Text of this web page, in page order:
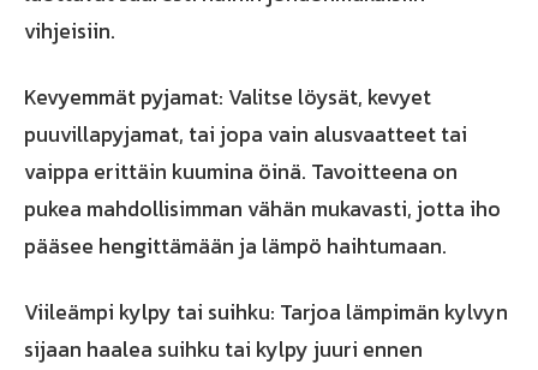
vihjeisiin.
Kevyemmät pyjamat: Valitse löysät, kevyet
puuvillapyjamat, tai jopa vain alusvaatteet tai
vaippa erittäin kuumina öinä. Tavoitteena on
pukea mahdollisimman vähän mukavasti, jotta iho
pääsee hengittämään ja lämpö haihtumaan.
Viileämpi kylpy tai suihku: Tarjoa lämpimän kylvyn
sijaan haalea suihku tai kylpy juuri ennen